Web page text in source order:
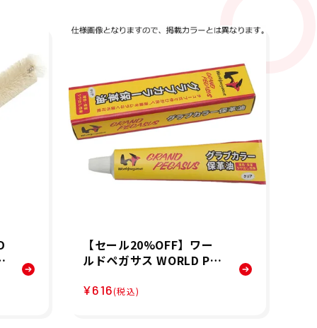
【セール20%OFF】ワー
ルドペガサス WORLD PE
ソフトボール カラーグラ
¥616(税込)